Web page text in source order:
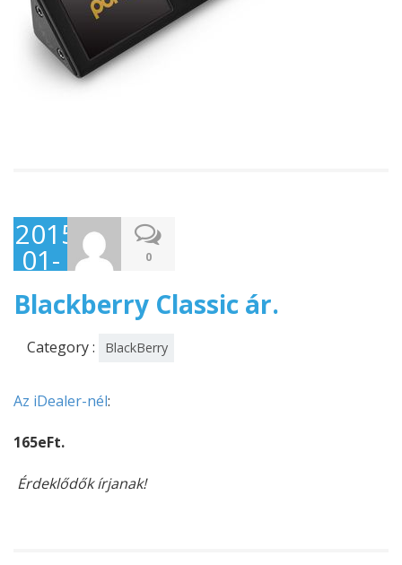
2015-
01-
14
0
Blackberry Classic ár.
Category : BlackBerry
Az iDealer-nél:
165eFt.
Érdeklődők írjanak!